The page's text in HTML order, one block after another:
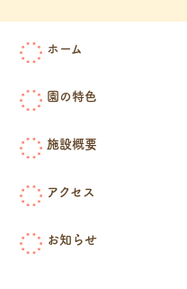
ホーム
園の特色
施設概要
アクセス
お知らせ